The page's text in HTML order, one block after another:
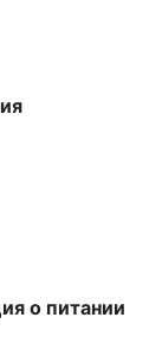
о питании